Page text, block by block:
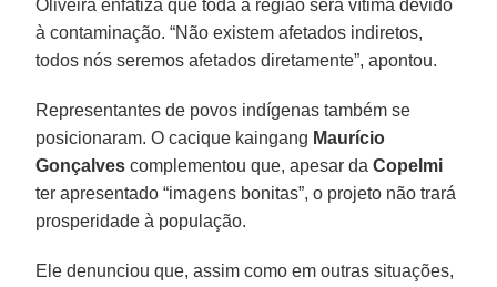
Oliveira enfatiza que toda a região será vítima devido
à contaminação. “Não existem afetados indiretos,
todos nós seremos afetados diretamente”, apontou.
Representantes de povos indígenas também se
posicionaram. O cacique kaingang Maurício
Gonçalves complementou que, apesar daCopelmi
ter apresentado “imagens bonitas”, o projeto não trará
prosperidade à população.
Ele denunciou que, assim como em outras situações,